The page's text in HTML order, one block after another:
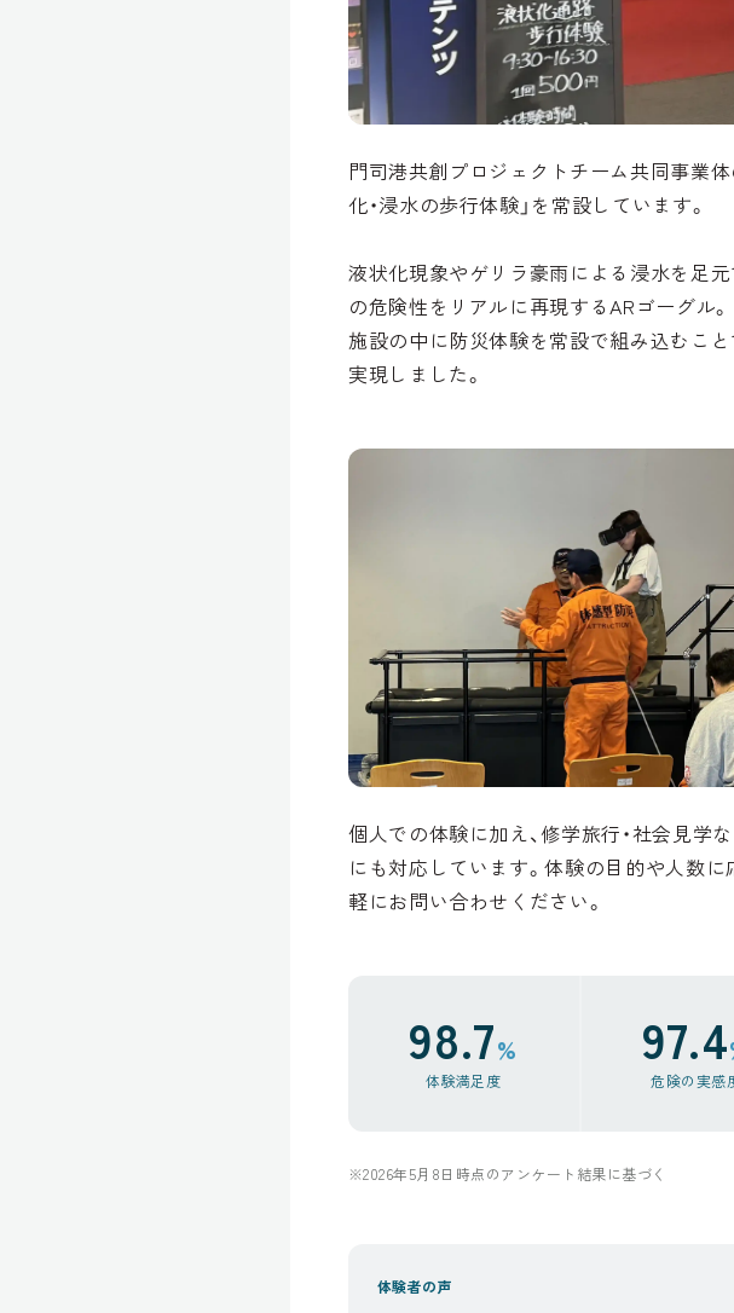
門司港共創プロジェクトチーム共同事業
化・浸水の歩行体験」を常設しています。
液状化現象やゲリラ豪雨による浸水を足元
の危険性をリアルに再現するARゴーグル
施設の中に防災体験を常設で組み込むこ
実現しました。
個人での体験に加え、修学旅行・社会見学
にも対応しています。体験の目的や人数
軽にお問い合わせください。
98.7%
体験満足度
97.4
危険の実感
※2026年5月8日時点のアンケート結果に基づく
体験者の声